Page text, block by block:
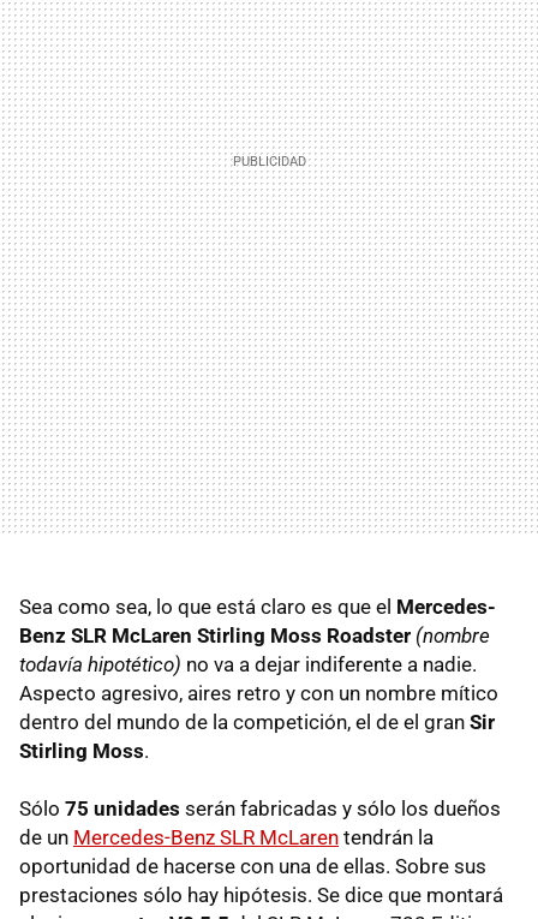
Sea como sea, lo que está claro es que el Mercedes-
Benz SLR McLaren Stirling Moss Roadster (nombre
todavía hipotético) no va a dejar indiferente a nadie.
Aspecto agresivo, aires retro y con un nombre mítico
dentro del mundo de la competición, el de el gran Sir
Stirling Moss.
Sólo 75 unidades serán fabricadas y sólo los dueños
de un Mercedes-Benz SLR McLaren tendrán la
oportunidad de hacerse con una de ellas. Sobre sus
prestaciones sólo hay hipótesis. Se dice que montará